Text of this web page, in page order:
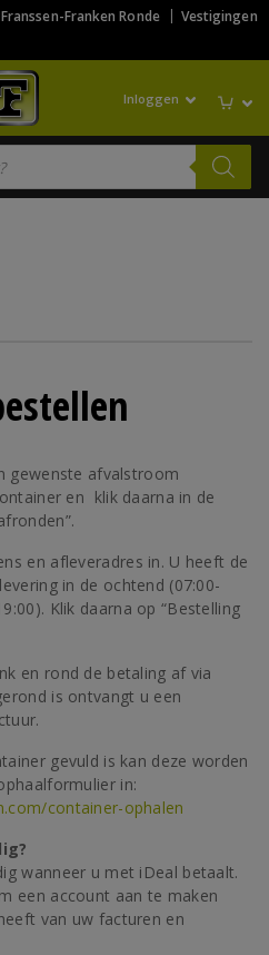
Franssen-Franken Ronde
Vestigingen
Inloggen
gewenste afvalstroom
en klik daarna in de
en afleveradres in. U heeft de
in de ochtend (07:00-
Klik daarna op “Bestelling
en rond de betaling af via
is ontvangt u een
gevuld is kan deze worden
in:
container-ophalen
wanneer u met iDeal betaalt.
een account aan te maken
van uw facturen en